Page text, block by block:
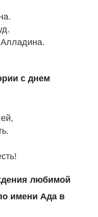
с днем
любимой
имени Ада в